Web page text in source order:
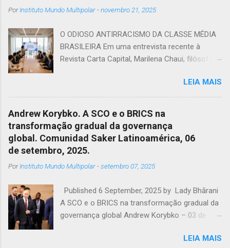
PorInstituto Mundo Multipolar -novembro 21, 2025
O ODIOSO ANTIRRACISMO DA CLASSE MÉDIA
BRASILEIRA Em uma entrevista recente à
Revista Carta Capital, Marilena Chaui, filósofa e
afirmou que em uma sociedade capitalista,
dividida entre dominadores e dominados, a
classe média cumpre uma função: mesmo
sem identidade, serve de correia de
transmissão dos valores das classes
dominantes. Ela, ao mesmo tempo em que
possui o sonho de ser burguesia, convive com
um pesadelo constante, cair na pobreza.
cria a ilusão de pertencer a burguesia por meio
do consumo de sinais de riqueza, o carro, a
casa com seus inúmeros banheiros, as viagens
pesadelo e o sonho? Bajulando os dominantes
LEIA MAIS
Andrew Korybko. A SCO e o BRICS na
transformação gradual da governança
global. Comunidad Saker Latinoamérica, 06
de setembro, 2025.
PorInstituto Mundo Multipolar -setembro 07, 2025
Published 6 September, 2025 by Lady Bhārani
A SCO e o BRICS na transformação gradual da
governança global Andrew Korybko – 03 de
desenrolando levarão muito tempo para serem
LEIA MAIS